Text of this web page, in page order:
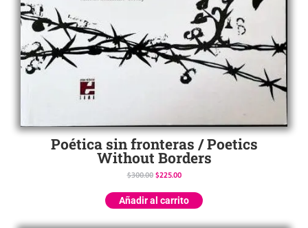
Poética sin fronteras / Poetics
Without Borders
$300.00 $225.00
Añadir al carrito